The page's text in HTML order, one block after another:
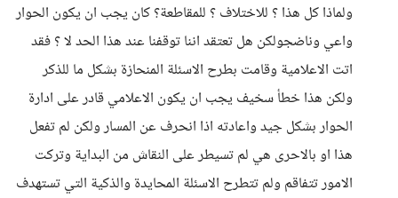
ولماذا كل هذا ؟ للاختلاف ؟ للمقاطعة؟ كان يجب ان يكون الحوار
واعي وناضجولكن هل تعتقد اننا توقفنا عند هذا الحد لا ؟ فقد
اتت الاعلامية وقامت بطرح الاسئلة المنحازة بشكل ما للذكر
ولكن هذا خطأ سخيف يجب ان يكون الاعلامي قادر على ادارة
الحوار بشكل جيد واعادته اذا انحرف عن المسار ولكن لم تفعل
هذا او بالاحرى هي لم تسيطر على النقاش من البداية وتركت
الامور تتفاقم ولم تتطرح الاسئلة المحايدة والذكية التي تستهدف